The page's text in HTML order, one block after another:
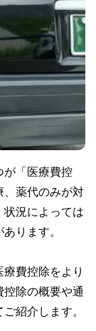
が「医療費控
、薬代のみが対
状況によっては
ります。
費控除をより
除の概要や通
紹介します。